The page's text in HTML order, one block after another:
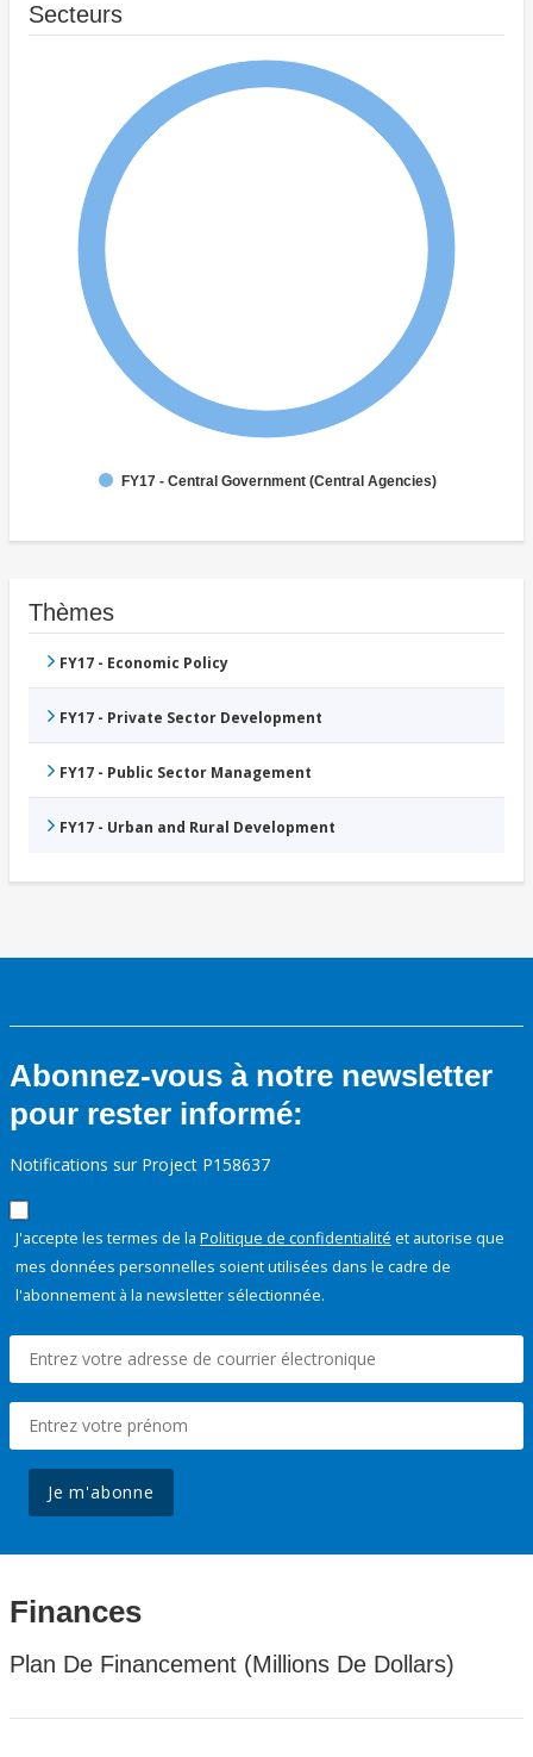
Secteurs
FY17 - Central Government (Central Agencies)
Thèmes
FY17 - Economic Policy
FY17 - Private Sector Development
FY17 - Public Sector Management
FY17 - Urban and Rural Development
Abonnez-vous à notre newsletter
pour rester informé:
Notifications sur Project P158637
J'accepte les termes de la Politique de confidentialité et autorise que
mes données personnelles soient utilisées dans le cadre de
l'abonnement à la newsletter sélectionnée.
Je m'abonne
Finances
Plan De Financement (Millions De Dollars)